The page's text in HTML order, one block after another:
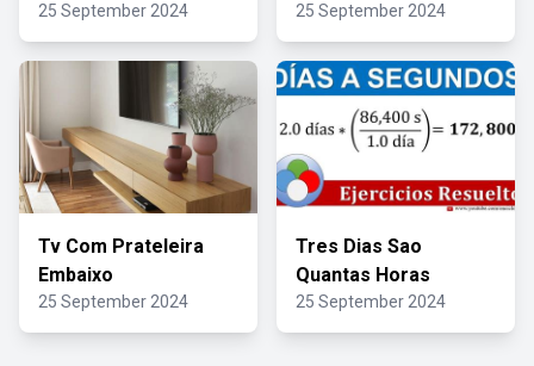
25 September 2024 25 September 2024
Tv Com Prateleira
Embaixo
25 September 2024
Tres Dias Sao
Quantas Horas
25 September 2024